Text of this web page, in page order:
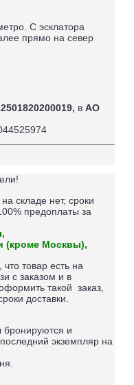
С эсклатора
прямо на север
в АО
складе нет, сроки
предоплаты за
(кроме Москвы),
товар есть на
с заказом и в
такой заказ,
доставки.
бронируются и
экземпляр на